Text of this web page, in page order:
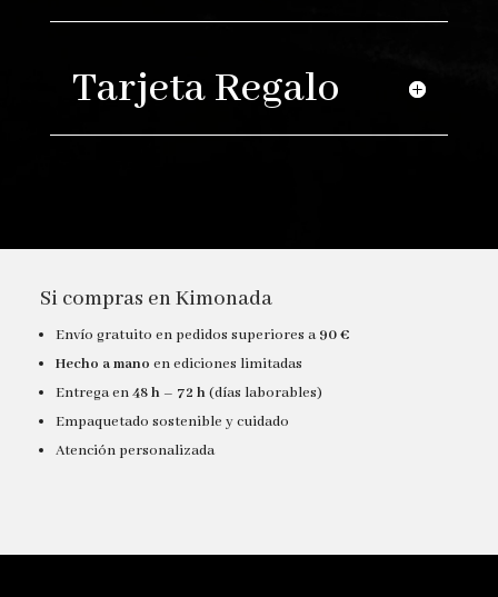
Tarjeta Regalo
Si compras en Kimonada
Envío gratuito en pedidos superiores a 90 €
Hecho a mano en ediciones limitadas
Entrega en48 h – 72 h(días laborables)
Empaquetado sostenible y cuidado
Atención personalizada